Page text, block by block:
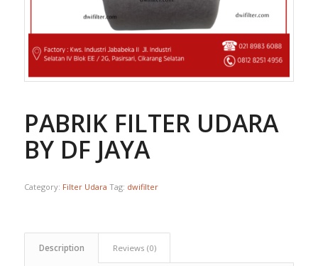
PABRIK FILTER UDARA
BY DF JAYA
Category: Filter Udara Tag: dwifilter
Description Reviews (0)